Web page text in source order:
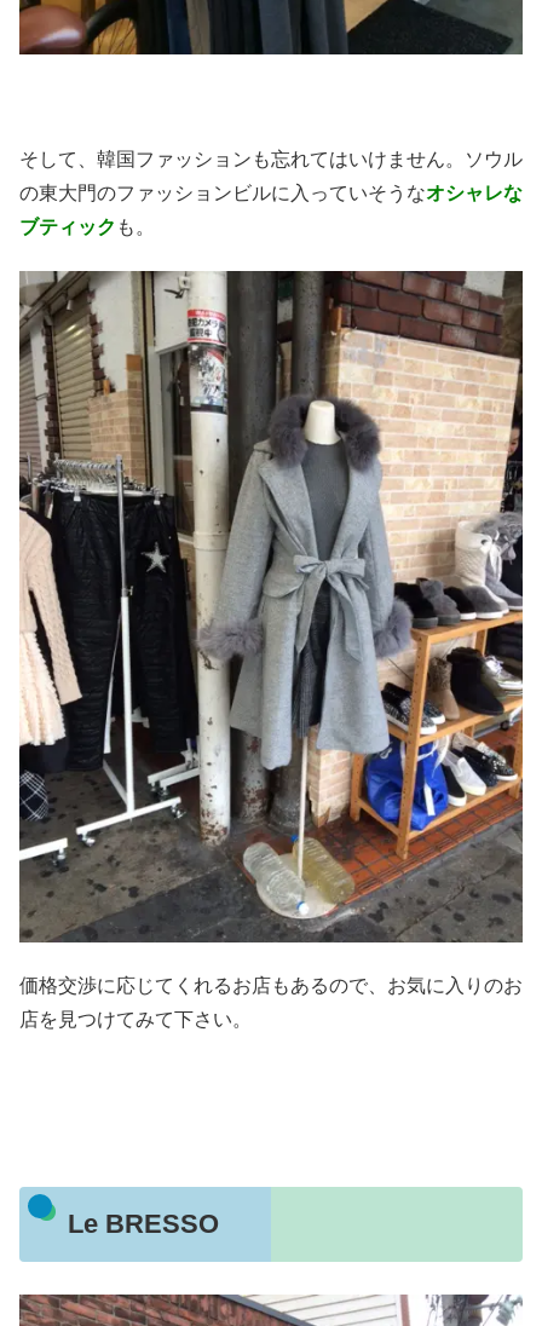
そして、韓国ファッションも忘れてはいけません。ソウル
の東大門のファッションビルに入っていそうなオシャレな
ブティック も。
価格交渉に応じてくれるお店もあるので、お気に入りのお
店を見つけてみて下さい。
Le BRESSO